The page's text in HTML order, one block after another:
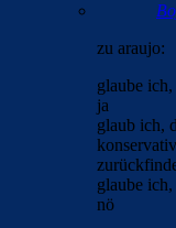
zu araujo:
glaube
ja
glaub ich,
glaube
nö